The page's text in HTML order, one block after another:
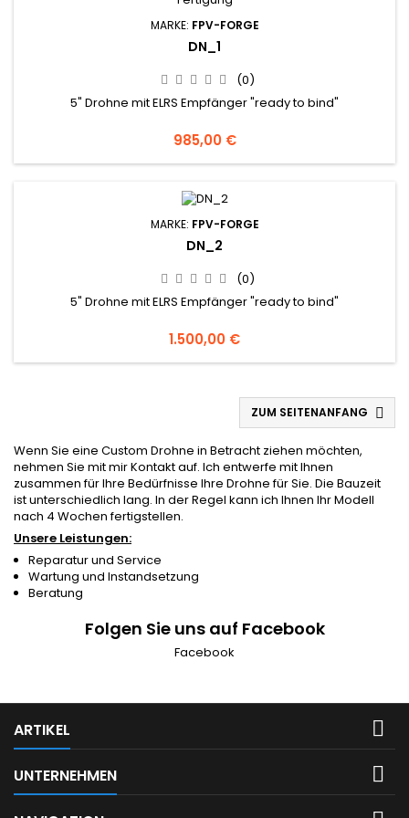
MARKE: FPV-FORGE
DN_1
(0)
5" Drohne mit ELRS Empfänger "ready to bind"
985,00 €
MARKE: FPV-FORGE
DN_2
(0)
5" Drohne mit ELRS Empfänger "ready to bind"
1.500,00 €
ZUM SEITENANFANG 
Wenn Sie eine Custom Drohne in Betracht ziehen möchten,
nehmen Sie mit mir Kontakt auf. Ich entwerfe mit Ihnen
zusammen für Ihre Bedürfnisse Ihre Drohne für Sie. Die Bauzeit
ist unterschiedlich lang. In der Regel kann ich Ihnen Ihr Modell
nach 4 Wochen fertigstellen.
Unsere Leistungen:
Reparatur und Service
Wartung und Instandsetzung
Beratung
Folgen Sie uns auf Facebook
Facebook
ARTIKEL 
UNTERNEHMEN 